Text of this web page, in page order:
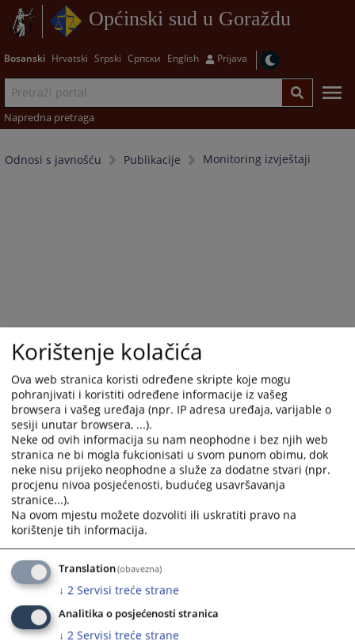
Općinski sud u Goraždu
Bosanski Hrvatski Srpski Српски English Prijava
Napredna pretraga
Odnosi s javnošću Publikacije Monitoring izvještaji
Trenutno nema vijesti
Korištenje kolačića
Ova web stranica koristi određene skripte koje mogu
pohranjivati i koristiti određene informacije iz vašeg
browsera i vašeg uređaja (npr. IP adresa uređaja, varijable o
sesiji unutar browsera, ...).
Neke od ovih informacija su nam neophodne i bez njih web
stranica ne bi mogla fukcionisati u svom punom obimu, dok
neke nisu prijeko neophodne a služe za dodatne stvari (npr.
procjenu nivoa posjećenosti, budućeg usavršavanja
stranice...).
Na ovom mjestu možete dozvoliti ili uskratiti pravo na
korištenje tih informacija.
Translation(obavezna)
↓ 2 Servisi treće strane
Analitika o posjećenosti stranica
↓ 2 Servisi treće strane